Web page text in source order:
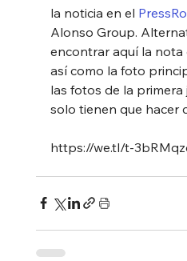
la noticia en el
Alonso Group.
encontrar aquí la nota
así como la foto
las fotos de la
solo tienen que hacer
https://we.tl/t-